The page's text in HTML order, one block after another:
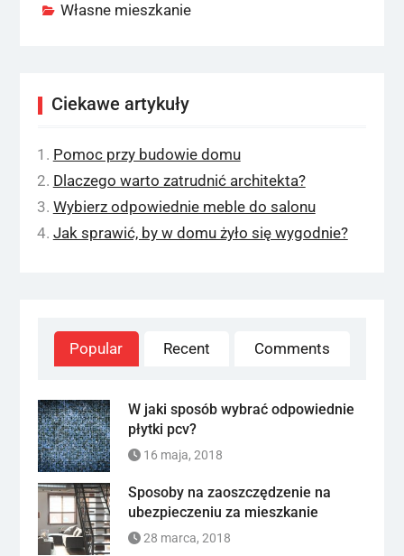
Własne mieszkanie
Ciekawe artykuły
Pomoc przy budowie domu
Dlaczego warto zatrudnić architekta?
Wybierz odpowiednie meble do salonu
Jak sprawić, by w domu żyło się wygodnie?
Popular Recent Comments
W jaki sposób wybrać odpowiednie
płytki pcv?
16 maja, 2018
Sposoby na zaoszczędzenie na
ubezpieczeniu za mieszkanie
28 marca, 2018